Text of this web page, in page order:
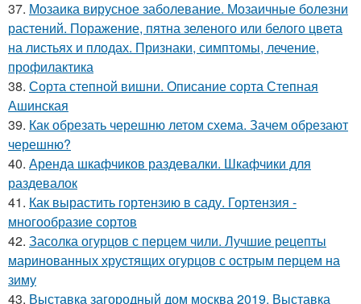
37. Мозаика вирусное заболевание. Мозаичные болезни
растений. Поражение, пятна зеленого или белого цвета
на листьях и плодах. Признаки, симптомы, лечение,
профилактика
38. Сорта степной вишни. Описание сорта Степная
Ашинская
39. Как обрезать черешню летом схема. Зачем обрезают
черешню?
40. Аренда шкафчиков раздевалки. Шкафчики для
раздевалок
41. Как вырастить гортензию в саду. Гортензия -
многообразие сортов
42. Засолка огурцов с перцем чили. Лучшие рецепты
маринованных хрустящих огурцов с острым перцем на
зиму
43. Выставка загородный дом москва 2019. Выставка